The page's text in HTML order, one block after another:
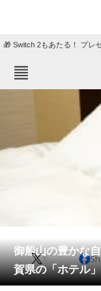
🎁 Switch 2もあたる！ プレ
ねとらぼメニュー
会員記事
メディア
御船山の豊かな
賀県の「ホテル
X